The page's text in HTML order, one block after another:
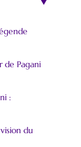
Pagani
:
du